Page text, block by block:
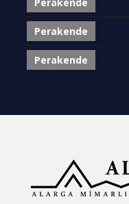
Perakende
Perakende
Perakende